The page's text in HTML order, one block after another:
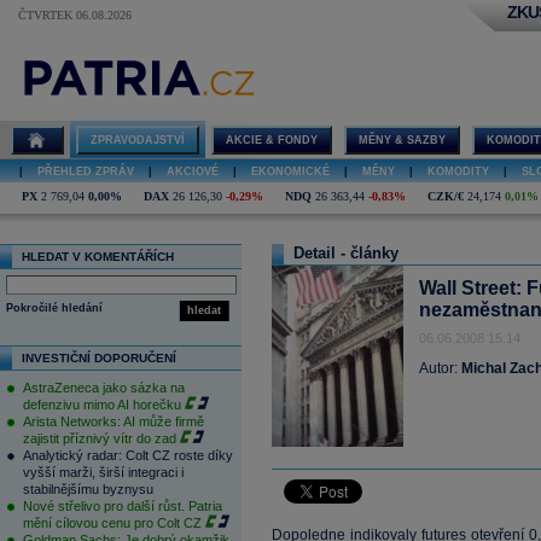
ČTVRTEK 06.08.2026
ZPRAVODAJSTVÍ AKCIE & FONDY MĚNY & SAZBY
PŘEHLED ZPRÁV AKCIOVÉ EKONOMICKÉ MĚNY KOMODITY
PX 2 769,04 0,00% DAX 26 126,30 -0,29% NDQ 26 363,44 -0,83% CZK/€ 24,174 0,01%
HLEDAT V KOMENTÁŘÍCH
hledat
Pokročilé hledání
INVESTIČNÍ DOPORUČENÍ
AstraZeneca jako sázka na
defenzivu mimo AI horečku
Arista Networks: AI může firmě
zajistit příznivý vítr do zad
Analytický radar: Colt CZ roste díky
vyšší marži, širší integraci i
stabilnějšímu byznysu
Nové střelivo pro další růst. Patria
mění cílovou cenu pro Colt CZ
Detail - články
Wall Street:
06.06.2008 15:14
Autor: Michal
Dopoledne indikovaly futures otevření